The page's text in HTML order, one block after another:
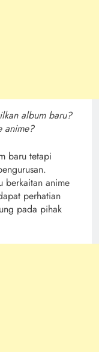
album baru?
anime?
baru tetapi
berkaitan anime
perhatian
pada pihak